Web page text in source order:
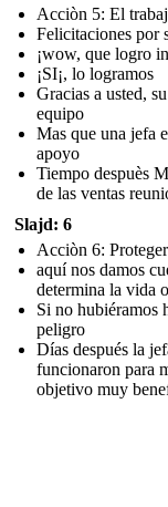
Acciòn 5: El
Felicitaciones por
¡wow, que logro
¡SI¡, lo logramos
Gracias a usted,
equipo
Mas que una jefa
apoyo
Tiempo despuès
de las ventas
Slajd: 6
Acciòn 6:
aquí nos damos
determina la vida
Si no hubiéramos
peligro
Días después la
funcionaron para
objetivo muy